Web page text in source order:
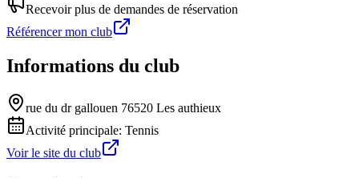
Recevoir plus de demandes de réservation
Référencer mon club
Informations du club
rue du dr gallouen 76520 Les authieux
Activité principale: Tennis
Voir le site du club